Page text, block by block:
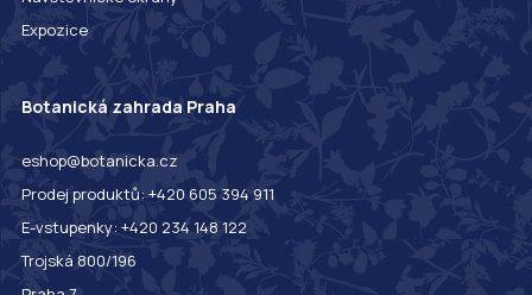
Expozice
Botanická zahrada Praha
eshop@botanicka.cz
Prodej produktů: +420 605 394 911
E-vstupenky: +420 234 148 122
Trojská 800/196